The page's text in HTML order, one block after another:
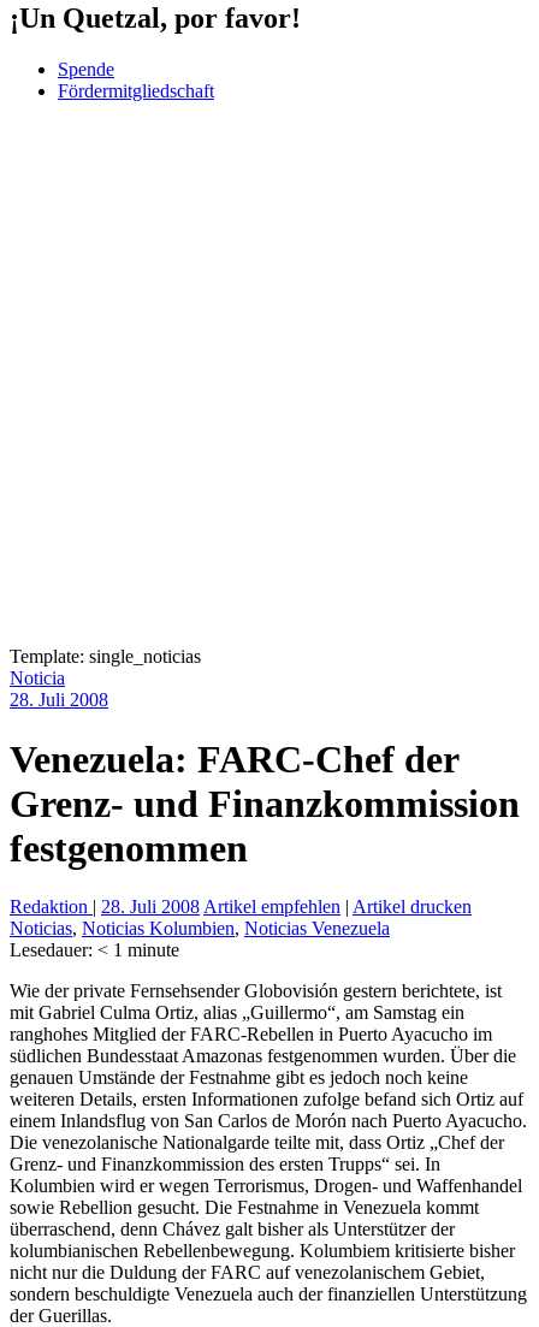
¡Un Quetzal, por favor!
Spende
Fördermitgliedschaft
Template: single_noticias
Noticia
28. Juli 2008
Venezuela: FARC-Chef der
Grenz- und Finanzkommission
festgenommen
Redaktion | 28. Juli 2008 Artikel empfehlen | Artikel drucken
Noticias, Noticias Kolumbien, Noticias Venezuela
Lesedauer: < 1 minute
Wie der private Fernsehsender Globovisión gestern berichtete, ist
mit Gabriel Culma Ortiz, alias „Guillermo“, am Samstag ein
ranghohes Mitglied der FARC-Rebellen in Puerto Ayacucho im
südlichen Bundesstaat Amazonas festgenommen wurden. Über die
genauen Umstände der Festnahme gibt es jedoch noch keine
weiteren Details, ersten Informationen zufolge befand sich Ortiz auf
einem Inlandsflug von San Carlos de Morón nach Puerto Ayacucho.
Die venezolanische Nationalgarde teilte mit, dass Ortiz „Chef der
Grenz- und Finanzkommission des ersten Trupps“ sei. In
Kolumbien wird er wegen Terrorismus, Drogen- und Waffenhandel
sowie Rebellion gesucht. Die Festnahme in Venezuela kommt
überraschend, denn Chávez galt bisher als Unterstützer der
kolumbianischen Rebellenbewegung. Kolumbiem kritisierte bisher
nicht nur die Duldung der FARC auf venezolanischem Gebiet,
sondern beschuldigte Venezuela auch der finanziellen Unterstützung
der Guerillas.